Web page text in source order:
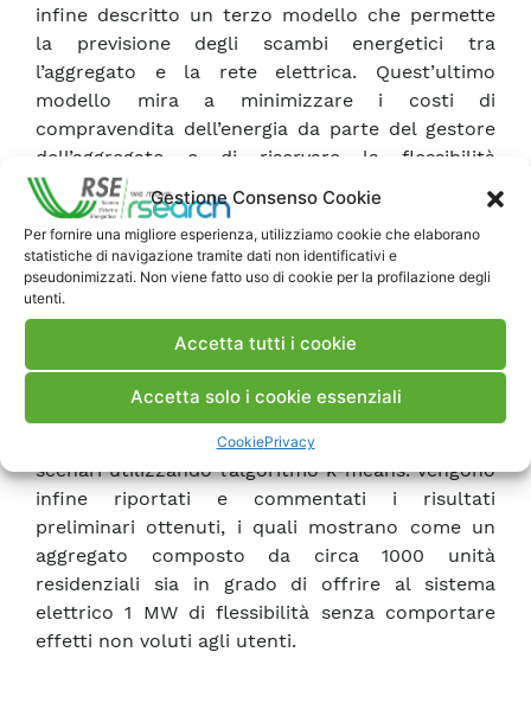
Gestione Consenso Cookie
Per fornire una migliore esperienza, utilizziamo cookie che elaborano
statistiche di navigazione tramite dati non identificativi e
pseudonimizzati. Non viene fatto uso di cookie per la profilazione degli
utenti.
Accetta tutti i cookie
Accetta solo i cookie essenziali
CookiePrivacy
infine descritto un terzo modello che permette
la previsione degli scambi energetici tra
l’aggregato e la rete elettrica. Quest’ultimo
modello mira a minimizzare i costi di
compravendita dell’energia da parte del gestore
dell’aggregato e di riservare la flessibilità
dichiarata nell’ambito delle aste per
l’assegnazione dei contratti a termine. A causa
delle forti incertezze che caratterizzano la
previsione della produzione fotovoltaica e la
richiesta energetica degli utenti residenziali, il
programmazione stocastica mista intera. La
generazione degli scenari di realizzazione delle
Monte Carlo con successiva riduzione degli
scenari utilizzando l’algoritmo k-means. Vengono
infine riportati e commentati i risultati
preliminari ottenuti, i quali mostrano come un
aggregato composto da circa 1000 unità
residenziali sia in grado di offrire al sistema
elettrico 1 MW di flessibilità senza comportare
effetti non voluti agli utenti.